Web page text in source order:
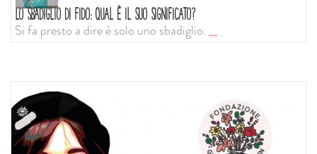
LO SBADIGLIO DI FIDO: QUAL È IL SUO SIGNIFICATO?
Si fa presto a dire è solo uno sbadiglio....